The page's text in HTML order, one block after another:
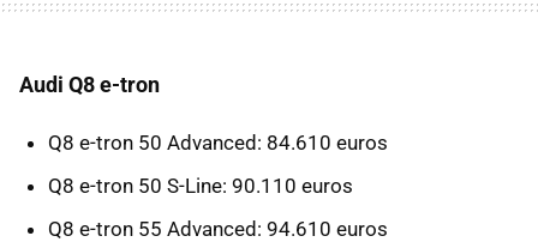
Audi Q8 e-tron
Q8 e-tron 50 Advanced: 84.610 euros
Q8 e-tron 50 S-Line: 90.110 euros
Q8 e-tron 55 Advanced: 94.610 euros